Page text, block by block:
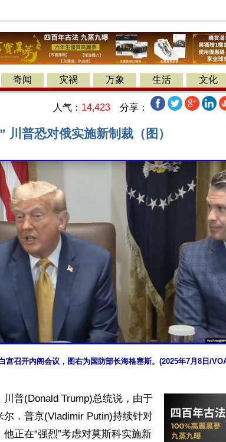
奇闻 灾祸 万象 生活 文化
人气： 14,423 分享：
川普恐对俄实施新制裁（图）
宫召开内阁会议，图右为国防部长海格塞斯。(2025年7月8日/
川普(Donald Trump)总统说，由于
．普京(Vladimir Putin)持续针对
正在“强烈”考虑对莫斯科实施新